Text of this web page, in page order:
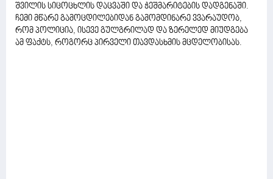
შვილის სიცოცხლის დაცვაში და ჭეშმარიტების დადგენაში.
ჩემი მწარე გამოცდილებიდან გამომდინარე ვვარაუდობ,
რომ პოლიცია, ისევე გულგრილად და ზერელედ მიუდგება
ამ ფაქტს, როგორც პირველი თავდასხმის მცდელობისას.